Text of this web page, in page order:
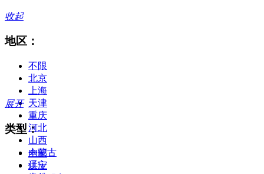
收起
地区：
不限
北京
上海
天津
重庆
河北
山西
内蒙古
辽宁
展开
类型：
全部
供应